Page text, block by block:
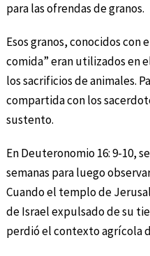
para las ofrendas de granos.
Esos granos, conocidos con
comida” eran utilizados en
los sacrificios de animales.
compartida con los
sustento.
En Deuteronomio 16: 9-10,
semanas para luego
Cuando el templo de
de Israel expulsado de su
perdió el contexto agrícola